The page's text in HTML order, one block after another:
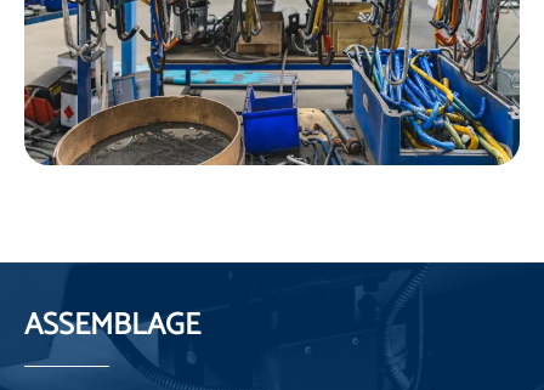
ASSEMBLAGE